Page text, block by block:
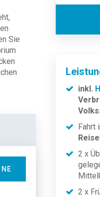
Sie
inkl.
Fahrt
2 x
2 x